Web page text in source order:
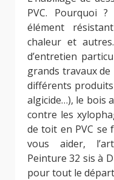
PVC. Pourquoi
élément
chaleur et
d’entretien
grands travaux
différents
algicide…), le bois
contre les
de toit en PVC se
vous aider,
Peinture 32 sis à
pour tout le